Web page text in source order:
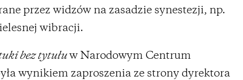
przez widzów na zasadzie synestezji, np.
wibracji.
bez tytułuw Narodowym Centrum
wynikiem zaproszenia ze strony dyrektora